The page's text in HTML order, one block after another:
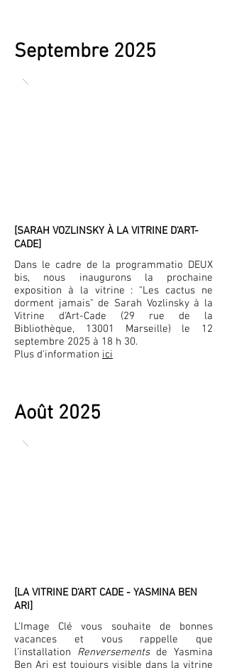
Septembre 2025
[SARAH VOZLINSKY À LA VITRINE D'ART-
CADE]
Dans le cadre de la programmatio DEUX
bis, nous inaugurons la prochaine
exposition à la vitrine : "Les cactus ne
dorment jamais" de Sarah Vozlinsky à la
Vitrine d'Art-Cade (29 rue de la
Bibliothèque, 13001 Marseille) le 12
septembre 2025 à 18 h 30.
Plus d'information ici
Août 2025
[LA VITRINE D'ART CADE - YASMINA BEN
ARI]
L’Image Clé vous souhaite de bonnes
vacances et vous rappelle que
l’installation Renversementsde Yasmina
Ben Ari est toujours visible dans la vitrine